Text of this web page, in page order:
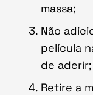
massa;
Não
película
de aderir;
Retire a